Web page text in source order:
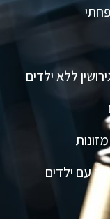
ללא ילדים
עם ילדים